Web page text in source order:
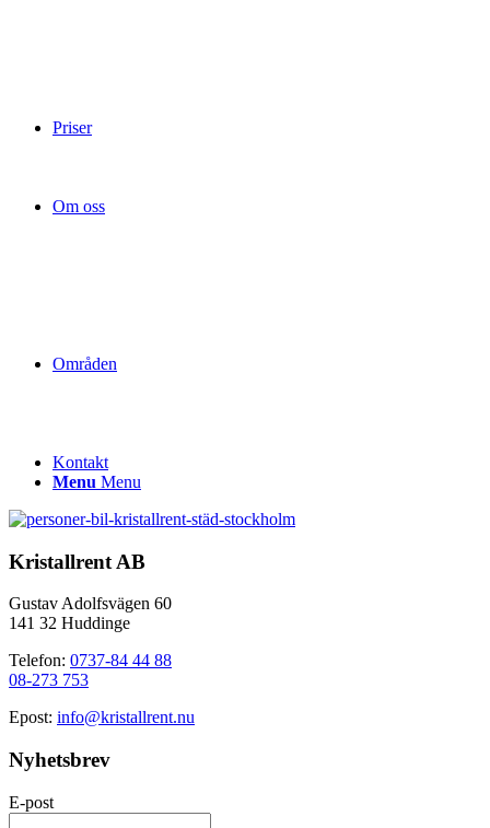
Priser
Om oss
Områden
Kontakt
Menu Menu
Kristallrent AB
Gustav Adolfsvägen 60
141 32 Huddinge
Telefon: 0737-84 44 88
08-273 753
Epost: info@kristallrent.nu
Nyhetsbrev
E-post